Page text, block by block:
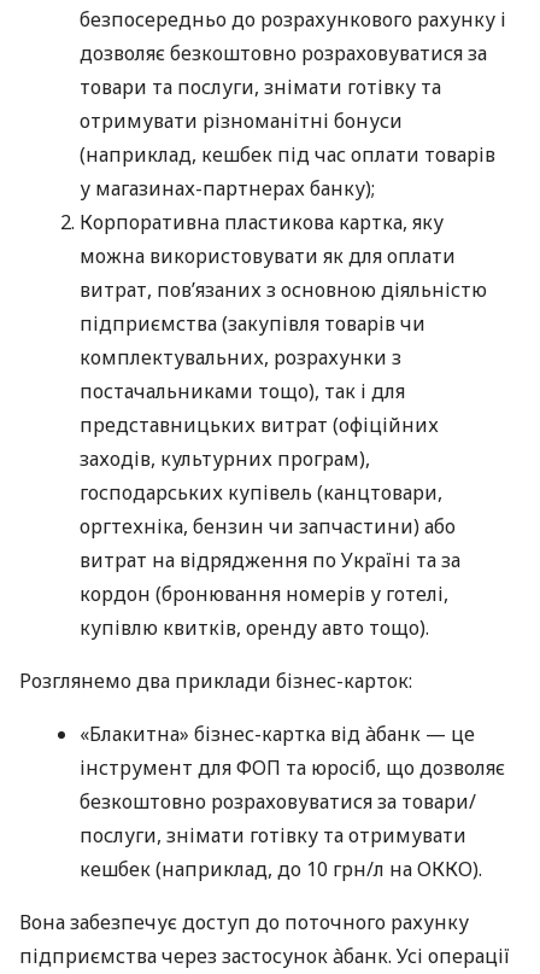
безпосередньо до розрахункового рахунку і
дозволяє безкоштовно розраховуватися за
товари та послуги, знімати готівку та
отримувати різноманітні бонуси
(наприклад, кешбек під час оплати товарів
у магазинах-партнерах банку);
Корпоративна пластикова картка, яку
можна використовувати як для оплати
витрат, пов’язаних з основною діяльністю
підприємства (закупівля товарів чи
комплектувальних, розрахунки з
постачальниками тощо), так і для
представницьких витрат (офіційних
заходів, культурних програм),
господарських купівель (канцтовари,
оргтехніка, бензин чи запчастини) або
витрат на відрядження по Україні та за
кордон (бронювання номерів у готелі,
купівлю квитків, оренду авто тощо).
Розглянемо два приклади бізнес-карток:
«Блакитна» бізнес-картка від àбанк — це
інструмент для ФОП та юросіб, що дозволяє
безкоштовно розраховуватися за товари/
послуги, знімати готівку та отримувати
кешбек (наприклад, до 10 грн/л на ОККО).
Вона забезпечує доступ до поточного рахунку
підприємства через застосунок àбанк. Усі операції